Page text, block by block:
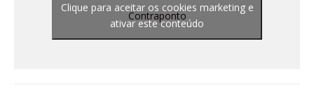
Contraponto
Clique para aceitar os cookies marketing e
ativar este conteúdo